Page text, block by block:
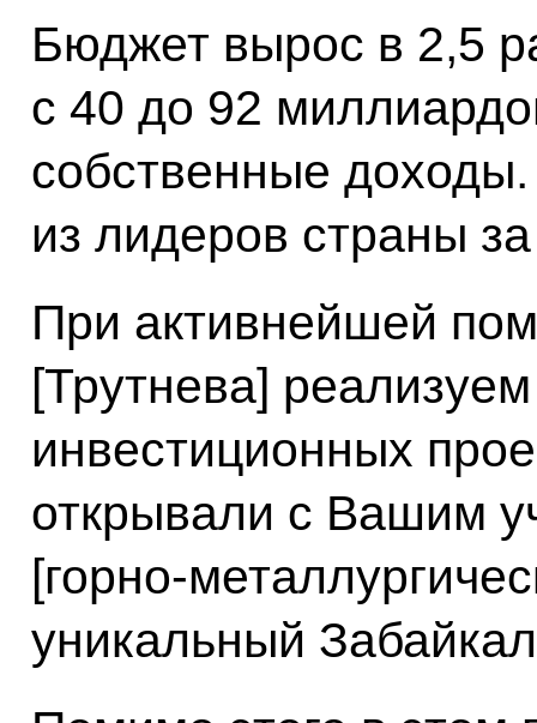
Бюджет вырос в 2,5
с 40 до 92
собственные
из лидеров страны
При активнейшей
[Трутнева]
инвестиционных
открывали с Вашим
[горно-
уникальный